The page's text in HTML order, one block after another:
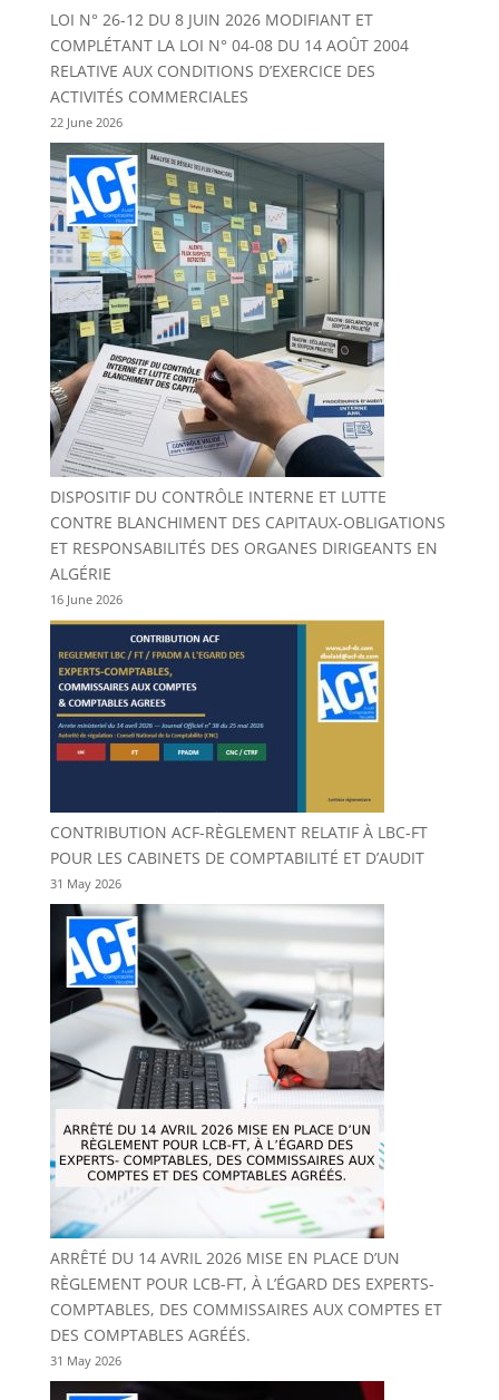
LOI N° 26-12 DU 8 JUIN 2026 MODIFIANT ET
COMPLÉTANT LA LOI N° 04-08 DU 14 AOÛT 2004
RELATIVE AUX CONDITIONS D’EXERCICE DES
ACTIVITÉS COMMERCIALES
22 June 2026
DISPOSITIF DU CONTRÔLE INTERNE ET LUTTE
CONTRE BLANCHIMENT DES CAPITAUX-OBLIGATIONS
ET RESPONSABILITÉS DES ORGANES DIRIGEANTS EN
ALGÉRIE
16 June 2026
CONTRIBUTION ACF-RÈGLEMENT RELATIF À LBC-FT
POUR LES CABINETS DE COMPTABILITÉ ET D’AUDIT
31 May 2026
ARRÊTÉ DU 14 AVRIL 2026 MISE EN PLACE D’UN
RÈGLEMENT POUR LCB-FT, À L’ÉGARD DES EXPERTS-
COMPTABLES, DES COMMISSAIRES AUX COMPTES ET
DES COMPTABLES AGRÉÉS.
31 May 2026